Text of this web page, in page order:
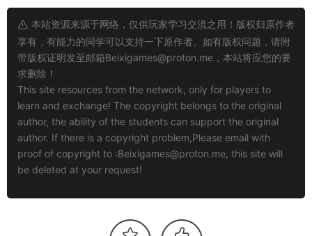
本站资源来源于网络，仅供玩家学习交流之用！版权归原作者
享有，有能力的同学可以支持一下原作者。如有版权问题，请附
带版权证明发至邮箱Beixigames@proton.me ，本站将应您的要
求删除！
This site resources from the network, only for players to
learn and exchange! The copyright belongs to the original
author, the ability of the students can support the original
author. If there is a copyright problem,Please email with
proof of copyright to :Beixigames@proton.me, this site will
be deleted at your request!